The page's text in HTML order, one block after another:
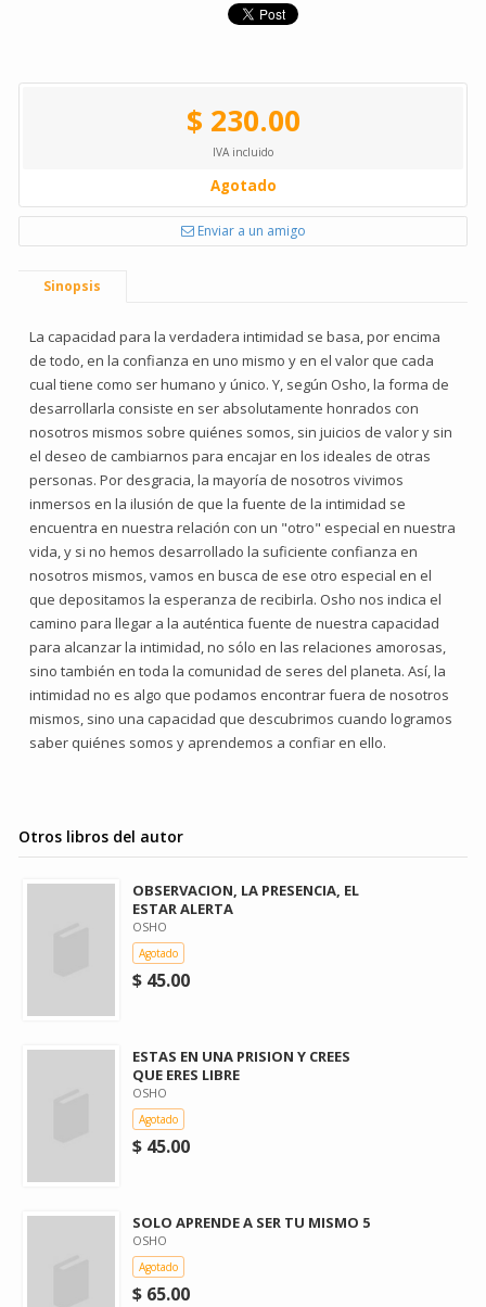
$ 230.00
IVA incluido
Agotado
Enviar a un amigo
Sinopsis
La capacidad para la verdadera intimidad se basa, por encima
de todo, en la confianza en uno mismo y en el valor que cada
cual tiene como ser humano y único. Y, según Osho, la forma de
desarrollarla consiste en ser absolutamente honrados con
nosotros mismos sobre quiénes somos, sin juicios de valor y sin
el deseo de cambiarnos para encajar en los ideales de otras
personas. Por desgracia, la mayoría de nosotros vivimos
inmersos en la ilusión de que la fuente de la intimidad se
encuentra en nuestra relación con un "otro" especial en nuestra
vida, y si no hemos desarrollado la suficiente confianza en
nosotros mismos, vamos en busca de ese otro especial en el
que depositamos la esperanza de recibirla. Osho nos indica el
camino para llegar a la auténtica fuente de nuestra capacidad
para alcanzar la intimidad, no sólo en las relaciones amorosas,
sino también en toda la comunidad de seres del planeta. Así, la
intimidad no es algo que podamos encontrar fuera de nosotros
mismos, sino una capacidad que descubrimos cuando logramos
saber quiénes somos y aprendemos a confiar en ello.
Otros libros del autor
OBSERVACION, LA PRESENCIA, EL
ESTAR ALERTA
OSHO
Agotado
$ 45.00
ESTAS EN UNA PRISION Y CREES
QUE ERES LIBRE
OSHO
Agotado
$ 45.00
SOLO APRENDE A SER TU MISMO 5
OSHO
Agotado
$ 65.00